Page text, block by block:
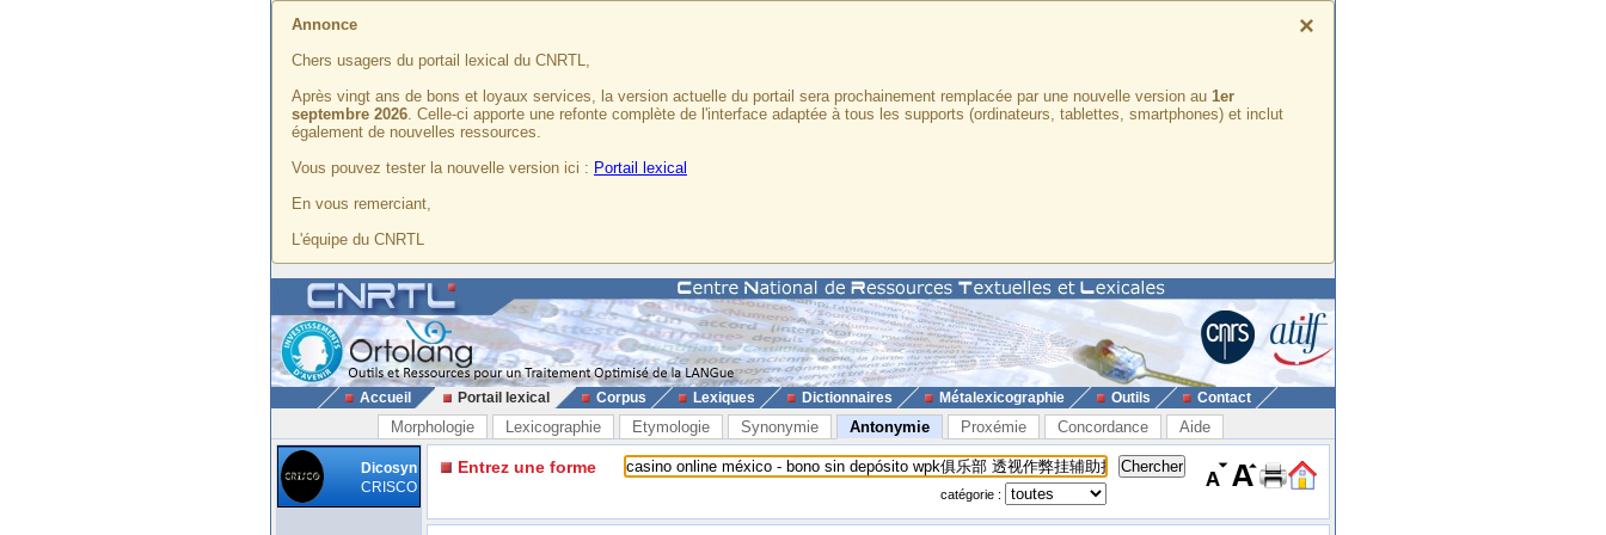
×
Annonce
Chers usagers du portail lexical du CNRTL,
Après vingt ans de bons et loyaux services, la version actuelle du portail sera prochainement remplacée par une nouvelle version au 1er
septembre 2026. Celle-ci apporte une refonte complète de l'interface adaptée à tous les supports (ordinateurs, tablettes, smartphones) et inclut
également de nouvelles ressources.
Vous pouvez tester la nouvelle version ici : Portail lexical
En vous remerciant,
L'équipe du CNRTL
Accueil Portail lexical Corpus Lexiques Dictionnaires Métalexicographie Outils Contact
Morphologie Lexicographie Etymologie Synonymie Antonymie Proxémie Concordance Aide
Dicosyn
CRISCO
Entrez une forme
catégorie :